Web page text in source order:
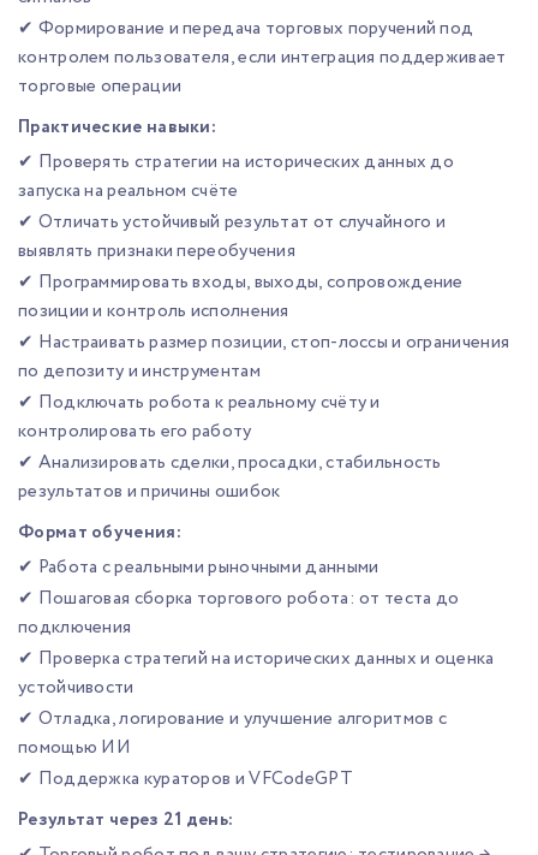
✔ Формирование и передача торговых поручений под
контролем пользователя, если интеграция поддерживает
торговые операции
Практические навыки:
✔ Проверять стратегии на исторических данных до
запуска на реальном счёте
✔ Отличать устойчивый результат от случайного и
выявлять признаки переобучения
✔ Программировать входы, выходы, сопровождение
позиции и контроль исполнения
✔ Настраивать размер позиции, стоп-лоссы и ограничения
по депозиту и инструментам
✔ Подключать робота к реальному счёту и
контролировать его работу
✔ Анализировать сделки, просадки, стабильность
результатов и причины ошибок
Формат обучения:
✔ Работа с реальными рыночными данными
✔ Пошаговая сборка торгового робота: от теста до
подключения
✔ Проверка стратегий на исторических данных и оценка
устойчивости
✔ Отладка, логирование и улучшение алгоритмов с
помощью ИИ
✔ Поддержка кураторов и VFCodeGPT
Результат через 21 день: